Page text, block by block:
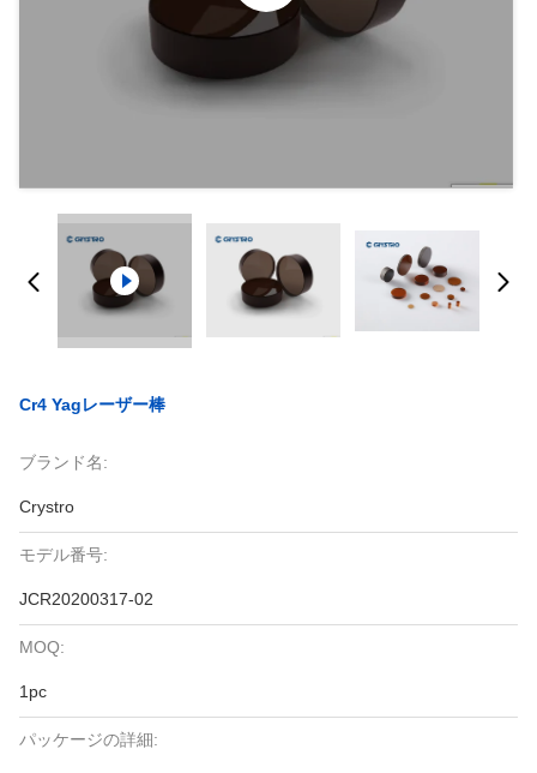
Cr4 Yagレーザー棒
ブランド名:
Crystro
モデル番号:
JCR20200317-02
MOQ:
1pc
パッケージの詳細: